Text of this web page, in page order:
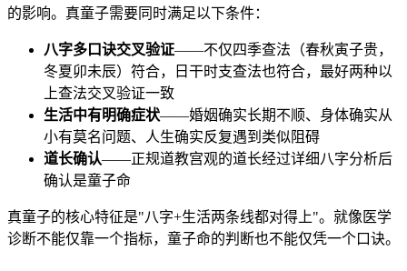
的影响。真童子需要同时满足以下条件：
八字多口诀交叉验证——不仅四季查法（春秋寅子贵，
冬夏卯未辰）符合，日干时支查法也符合，最好两种以
上查法交叉验证一致
生活中有明确症状——婚姻确实长期不顺、身体确实从
小有莫名问题、人生确实反复遇到类似阻碍
道长确认——正规道教宫观的道长经过详细八字分析后
确认是童子命
真童子的核心特征是"八字+生活两条线都对得上"。就像医学
诊断不能仅靠一个指标，童子命的判断也不能仅凭一个口诀。